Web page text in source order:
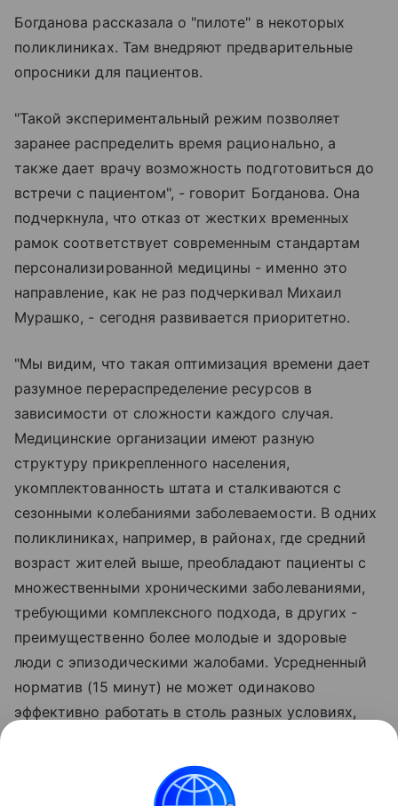
Богданова рассказала о "пилоте" в некоторых
поликлиниках. Там внедряют предварительные
опросники для пациентов.
"Такой экспериментальный режим позволяет
заранее распределить время рационально, а
также дает врачу возможность подготовиться до
встречи с пациентом", - говорит Богданова. Она
подчеркнула, что отказ от жестких временных
рамок соответствует современным стандартам
персонализированной медицины - именно это
направление, как не раз подчеркивал Михаил
Мурашко, - сегодня развивается приоритетно.
"Мы видим, что такая оптимизация времени дает
разумное перераспределение ресурсов в
зависимости от сложности каждого случая.
Медицинские организации имеют разную
структуру прикрепленного населения,
укомплектованность штата и сталкиваются с
сезонными колебаниями заболеваемости. В одних
поликлиниках, например, в районах, где средний
возраст жителей выше, преобладают пациенты с
множественными хроническими заболеваниями,
требующими комплексного подхода, в других -
преимущественно более молодые и здоровые
люди с эпизодическими жалобами. Усредненный
норматив (15 минут) не может одинаково
эффективно работать в столь разных условиях,
локальную специфику и адаптировать
продолжительность приема к реальной